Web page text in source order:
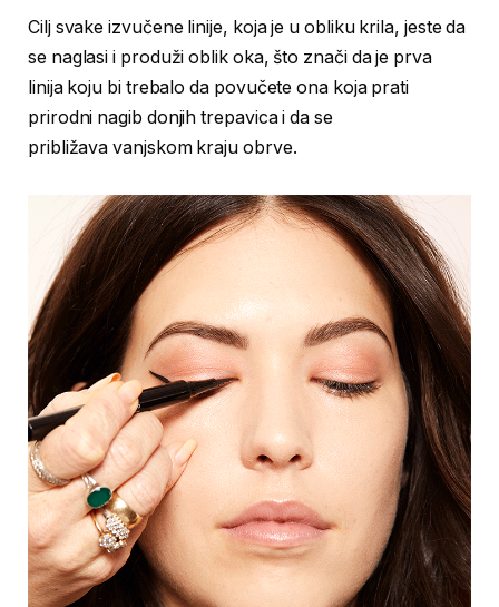
Cilj svake izvučene linije, koja je u obliku krila, jeste da
se naglasi i produži oblik oka, što znači da je prva
linija koju bi trebalo da povučete ona koja prati
prirodni nagib donjih trepavica i da se
približava vanjskom kraju obrve.